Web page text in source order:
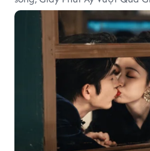
hiện tượng ở khía cạnh